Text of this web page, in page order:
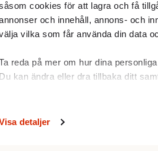
cookies för att lagra och få
och innehåll, annons- och
vilka som får använda din data
reda på mer om hur dina
Du kan ändra eller dra tillbaka ditt
för sociala medier och
detaljer
nya